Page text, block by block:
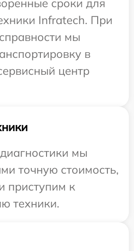
Infratech. При
мы
в
центр
мы
точную стоимость,
приступим к
техники.